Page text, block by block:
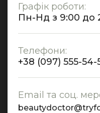
Графік роботи:
Пн-Нд з 9:00 до
Телефони:
+38 (097) 555-54-
Email та соц.